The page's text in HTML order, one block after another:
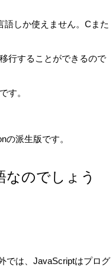
語しか使えません。Cまた
行することができるので
す。
派生版です。
なのでしょう
では、JavaScriptはプログ